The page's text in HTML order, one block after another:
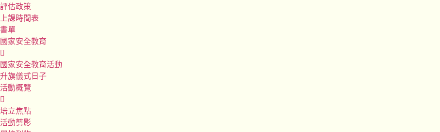
評估政策
上課時間表
書單
國家安全教育
國家安全教育活動
升旗儀式日子
活動概覽
培立焦點
活動剪影